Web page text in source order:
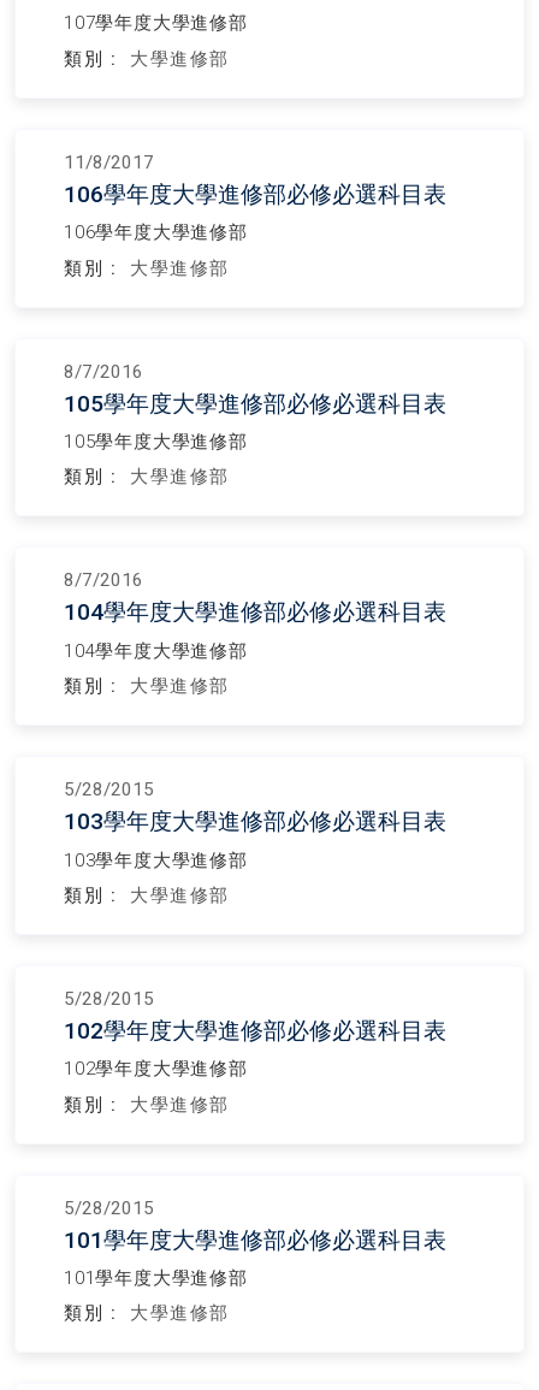
107學年度大學進修部
類別 :
大學進修部
11/8/2017
106學年度大學進修部必修必選科目表
106學年度大學進修部
類別 :
大學進修部
8/7/2016
105學年度大學進修部必修必選科目表
105學年度大學進修部
類別 :
大學進修部
8/7/2016
104學年度大學進修部必修必選科目表
104學年度大學進修部
類別 :
大學進修部
5/28/2015
103學年度大學進修部必修必選科目表
103學年度大學進修部
類別 :
大學進修部
5/28/2015
102學年度大學進修部必修必選科目表
102學年度大學進修部
類別 :
大學進修部
5/28/2015
101學年度大學進修部必修必選科目表
101學年度大學進修部
類別 :
大學進修部